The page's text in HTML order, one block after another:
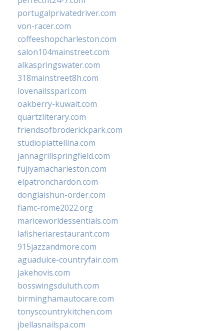
portugalprivatedriver.com
von-racer.com
coffeeshopcharleston.com
salon104mainstreet.com
alkaspringswater.com
318mainstreet8h.com
lovenailsspari.com
oakberry-kuwait.com
quartzliterary.com
friendsofbroderickpark.com
studiopiattellina.com
jannagrillspringfield.com
fujiyamacharleston.com
elpatronchardon.com
donglaishun-order.com
fiamc-rome2022.org
mariceworldessentials.com
lafisheriarestaurant.com
915jazzandmore.com
aguadulce-countryfair.com
jakehovis.com
bosswingsduluth.com
birminghamautocare.com
tonyscountrykitchen.com
jbellasnailspa.com